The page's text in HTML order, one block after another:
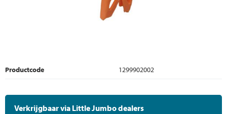
Productcode 1299902002
Verkrijgbaar via Little Jumbo dealers